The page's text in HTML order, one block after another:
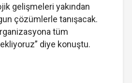
gelişmeleri yakından
çözümlerle tanışacak.
tüm
diye konuştu.